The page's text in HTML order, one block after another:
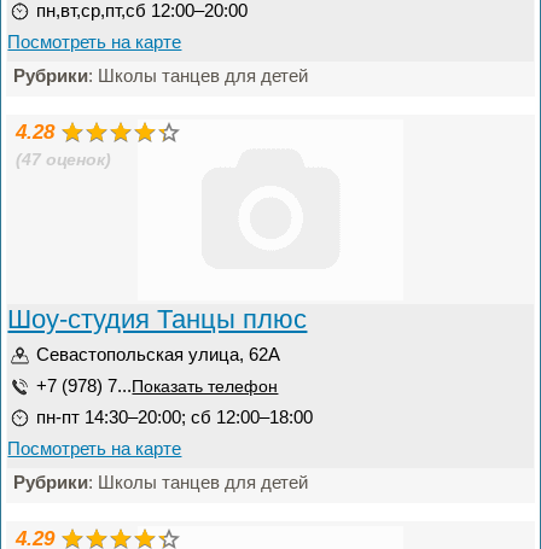
пн,вт,ср,пт,сб 12:00–20:00
Посмотреть на карте
Рубрики: Школы танцев для детей
4.28
(47 оценок)
Шоу-студия Танцы плюс
Севастопольская улица, 62А
+7 (978) 7... Показать телефон
пн-пт 14:30–20:00; сб 12:00–18:00
Посмотреть на карте
Рубрики: Школы танцев для детей
4.29